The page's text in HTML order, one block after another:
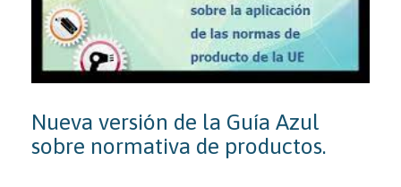
Nueva versión de la Guía Azul
sobre normativa de productos.